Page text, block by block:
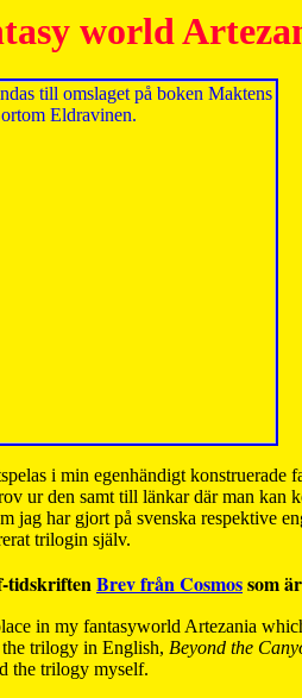
world
i min egenhändigt konstruerade
ur den samt till länkar där man kan
jag har gjort på svenska respektive
trilogin själv.
tidskriftenBrev från Cosmossom
in my fantasyworld Artezania
trilogy in English, Beyond the
the trilogy myself.